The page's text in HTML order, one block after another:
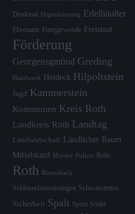
Denkmal Digitalisierung Edelhäußer
Ehrenamt Energiewende Freistaat
Förderung
Georgensgmünd Greding
Handwerk Heideck Hilpoltstein
Jagd Kammerstein
Kommunen Kreis Roth
Landkreis Roth Landtag
Landwirtschaft Ländlicher Raum
Mittelstand Mortler Polizei Rohr
Roth Röttenbach
Schlüsselzuweisungen Schwanstetten
Sicherheit Spalt Sport Söder